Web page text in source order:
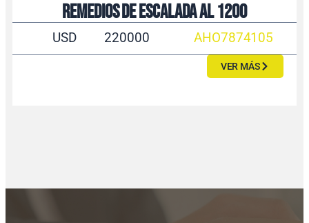
Remedios de Escalada al 1200
USD 220000 AHO7874105
VER MÁS